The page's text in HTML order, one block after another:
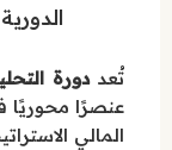
تُعددورة
عنصرًا محوريًا
المالي